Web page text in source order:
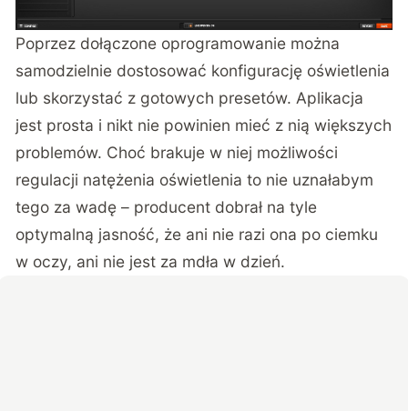
Poprzez dołączone oprogramowanie można
samodzielnie dostosować konfigurację oświetlenia
lub skorzystać z gotowych presetów. Aplikacja
jest prosta i nikt nie powinien mieć z nią większych
problemów. Choć brakuje w niej możliwości
regulacji natężenia oświetlenia to nie uznałabym
tego za wadę – producent dobrał na tyle
optymalną jasność, że ani nie razi ona po ciemku
w oczy, ani nie jest za mdła w dzień.